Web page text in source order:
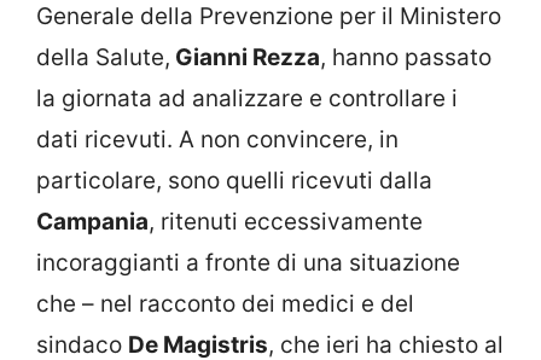
Generale della Prevenzione per il Ministero
della Salute, Gianni Rezza, hanno passato
la giornata ad analizzare e controllare i
dati ricevuti. A non convincere, in
particolare, sono quelli ricevuti dalla
Campania, ritenuti eccessivamente
incoraggianti a fronte di una situazione
che – nel racconto dei medici e del
sindaco De Magistris, che ieri ha chiesto al